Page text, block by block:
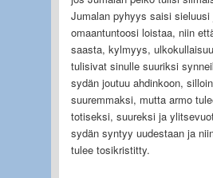
Jumalan pyhyys saisi sieluusi
omaantuntoosi loistaa, niin
saasta, kylmyys,
tulisivat sinulle suuriksi
sydän joutuu ahdinkoon,
suuremmaksi, mutta armo
totiseksi, suureksi ja
sydän syntyy uudestaan ja
tulee tosikristitty.